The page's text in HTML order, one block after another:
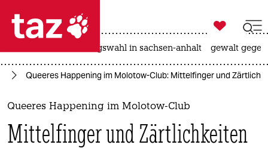
 taz zahl ich
taz zahl ich
themen
politik

taz zahl ich
landtagswahl in sachsen-anhalt gewalt
Queeres Happening im Molotow-Club: Mittelfinger und
Queeres Happening im Molotow-Club
Mittelfinger und Zärtlichkeiten